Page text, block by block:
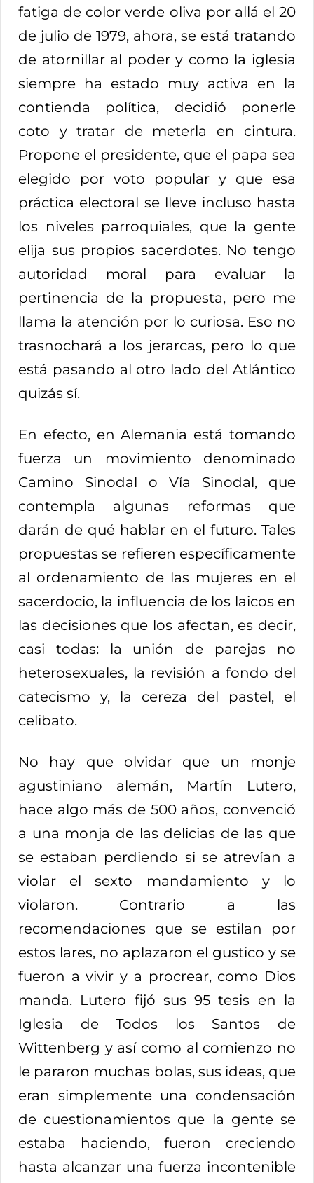
fatiga de color verde oliva por allá el 20
de julio de 1979, ahora, se está tratando
de atornillar al poder y como la iglesia
siempre ha estado muy activa en la
contienda política, decidió ponerle
coto y tratar de meterla en cintura.
Propone el presidente, que el papa sea
elegido por voto popular y que esa
práctica electoral se lleve incluso hasta
los niveles parroquiales, que la gente
elija sus propios sacerdotes. No tengo
autoridad moral para evaluar la
pertinencia de la propuesta, pero me
llama la atención por lo curiosa. Eso no
trasnochará a los jerarcas, pero lo que
está pasando al otro lado del Atlántico
quizás sí.
En efecto, en Alemania está tomando
fuerza un movimiento denominado
Camino Sinodal o Vía Sinodal, que
contempla algunas reformas que
darán de qué hablar en el futuro. Tales
propuestas se refieren específicamente
al ordenamiento de las mujeres en el
sacerdocio, la influencia de los laicos en
las decisiones que los afectan, es decir,
casi todas: la unión de parejas no
heterosexuales, la revisión a fondo del
catecismo y, la cereza del pastel, el
celibato.
No hay que olvidar que un monje
agustiniano alemán, Martín Lutero,
hace algo más de 500 años, convenció
a una monja de las delicias de las que
se estaban perdiendo si se atrevían a
violar el sexto mandamiento y lo
violaron. Contrario a las
recomendaciones que se estilan por
estos lares, no aplazaron el gustico y se
fueron a vivir y a procrear, como Dios
manda. Lutero fijó sus 95 tesis en la
Iglesia de Todos los Santos de
Wittenberg y así como al comienzo no
le pararon muchas bolas, sus ideas, que
eran simplemente una condensación
de cuestionamientos que la gente se
estaba haciendo, fueron creciendo
hasta alcanzar una fuerza incontenible